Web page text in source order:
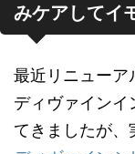
みケアしてイ
最近リニューア
ディヴァインイ
てきましたが、